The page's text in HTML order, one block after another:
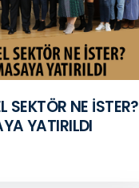
SEKTÖR NE İSTER?
YATIRILDI